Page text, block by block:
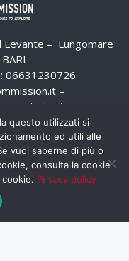
Levante – Lungomare
06631230726
–
questo utilizzati si
ed utili alle
vuoi saperne di più o
consulta la cookie
Privacy policy